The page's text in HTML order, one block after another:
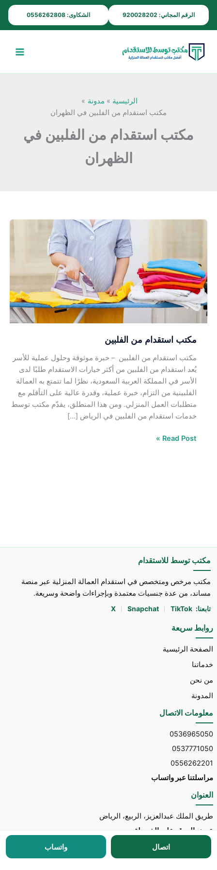
الرقم المجاني: 920028202 الشكاوى: 0556262808
تخطي
إلى
المحتوى
الرئيسية
مدونة
مكتب استقدام من الفلبين في الظهران
مكتب استقدام من الفلبين في
الظهران
مكتب استقدام من الفلبين
مكتب استقدام من الفلبين – خبرة موثوقة وحلول عملية للأسر
يُعد استقدام من الفلبين من أكثر خيارات الاستقدام طلبًا لدى
الأسر في المملكة العربية السعودية، نظرًا لما تتمتع به العمالة
الفلبينية من التزام، خبرة عملية، وقدرة عالية على التأقلم مع
متطلبات العمل المنزلي. ومن هذا المنطلق، يقدّم مكتب توسط
خدمات استقدام من الفلبين في الرياض […]
الفلبين
Read Post »
مكتب توسط للاستقدام
مكتب مرخص ومتخصص في استقدام العمالة المنزلية عبر منصة
مساند، من عدة جنسيات معتمدة وبإجراءات واضحة وسريعة.
تابعنا: X Snapchat TikTok
روابط سريعة
الصفحة الرئيسية
خدماتنا
من نحن
المدونة
معلومات الاتصال
0536965050
0537771050
0556262201
مراسلتنا عبر واتساب
العنوان
طريق الملك عبدالعزيز، الربيع، الرياض
عرض الموقع على الخريطة
مكتب توسط للاستقدام
اتصال واتساب